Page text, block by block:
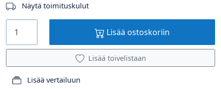
Näytä toimituskulut
Lisää ostoskoriin
Lisää toivelistaan
Lisää vertailuun